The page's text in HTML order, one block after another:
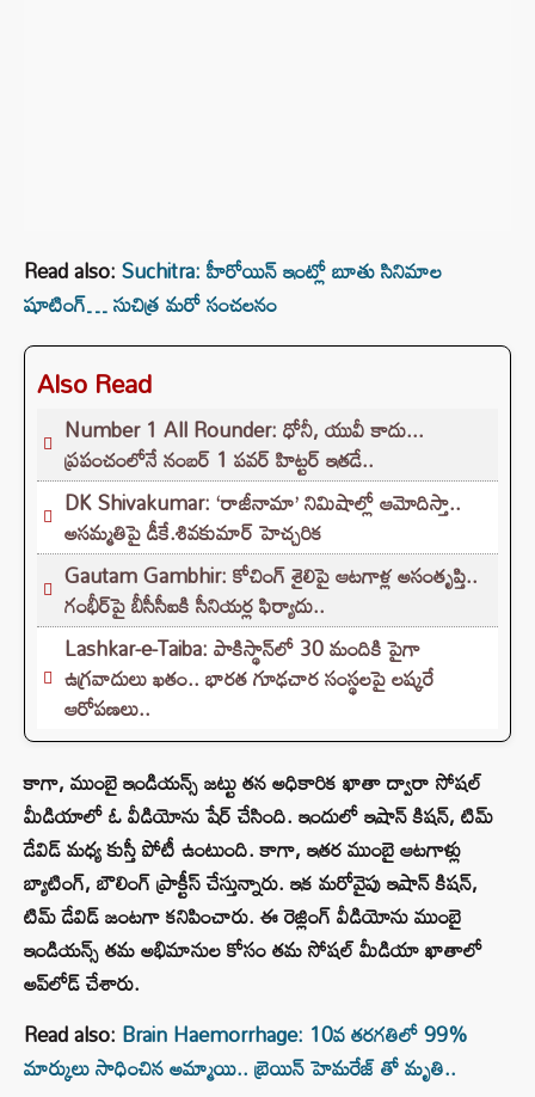
Read also:Suchitra: హీరోయిన్ ఇంట్లో బూతు సినిమాల
షూటింగ్… సుచిత్ర మరో సంచలనం
Also Read
Number 1 All Rounder: ధోనీ, యువీ కాదు...
ప్రపంచంలోనే నంబర్ 1 పవర్ హిట్టర్ ఇతడే..
DK Shivakumar: ‘రాజీనామా’ నిమిషాల్లో ఆమోదిస్తా..
అసమ్మతిపై డీకే.శివకుమార్ హెచ్చరిక
Gautam Gambhir: కోచింగ్ శైలిపై ఆటగాళ్ల అసంతృప్తి..
గంభీర్‌పై బీసీసీఐకి సీనియర్ల ఫిర్యాదు..
Lashkar-e-Taiba: పాకిస్థాన్‌లో 30 మందికి పైగా
ఉగ్రవాదులు ఖతం.. భారత గూఢచార సంస్థలపై లష్కరే
ఆరోపణలు..
కాగా, ముంబై ఇండియన్స్ జట్టు తన అధికారిక ఖాతా ద్వారా సోషల్
మీడియాలో ఓ వీడియోను షేర్ చేసింది. ఇందులో ఇషాన్ కిషన్, టిమ్
డేవిడ్ మధ్య కుస్తీ పోటీ ఉంటుంది. కాగా, ఇతర ముంబై ఆటగాళ్లు
బ్యాటింగ్, బౌలింగ్ ప్రాక్టీస్ చేస్తున్నారు. ఇక మరోవైపు ఇషాన్ కిషన్,
టిమ్ డేవిడ్ జంటగా కనిపించారు. ఈ రెజ్లింగ్ వీడియోను ముంబై
ఇండియన్స్ తమ అభిమానుల కోసం తమ సోషల్ మీడియా ఖాతాలో
అప్‌లోడ్ చేశారు.
Read also: Brain Haemorrhage: 10వ తరగతిలో 99%
మార్కులు సాధించిన అమ్మాయి.. బ్రెయిన్ హెమరేజ్ తో మృతి..